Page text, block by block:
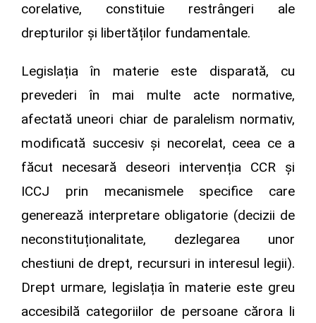
corelative, constituie restrângeri ale
drepturilor și libertăților fundamentale.
Legislația în materie este disparată, cu
prevederi în mai multe acte normative,
afectată uneori chiar de paralelism normativ,
modificată succesiv și necorelat, ceea ce a
făcut necesară deseori intervenția CCR și
ICCJ prin mecanismele specifice care
generează interpretare obligatorie (decizii de
neconstituționalitate, dezlegarea unor
chestiuni de drept, recursuri in interesul legii).
Drept urmare, legislația în materie este greu
accesibilă categoriilor de persoane cărora li